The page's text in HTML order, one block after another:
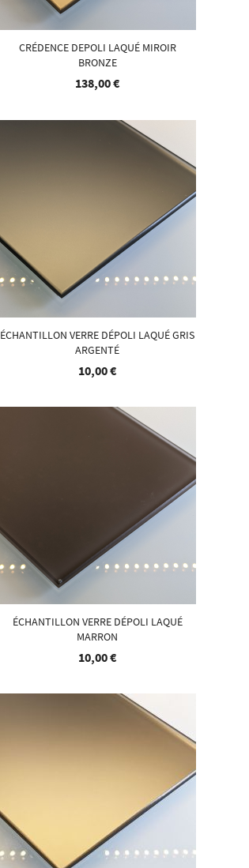
CRÉDENCE DEPOLI LAQUÉ MIROIR
BRONZE
138,00 €
ÉCHANTILLON VERRE DÉPOLI LAQUÉ GRIS
ARGENTÉ
10,00 €
ÉCHANTILLON VERRE DÉPOLI LAQUÉ
MARRON
10,00 €